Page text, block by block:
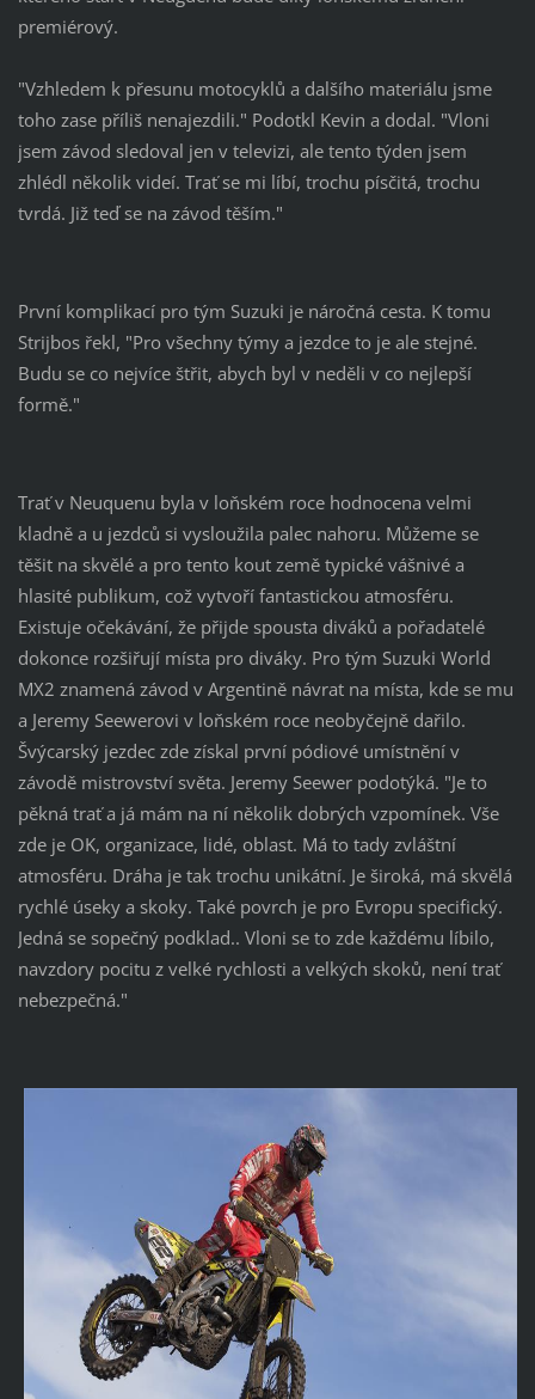
premiérový.
"Vzhledem k přesunu motocyklů a dalšího materiálu jsme
toho zase příliš nenajezdili." Podotkl Kevin a dodal. "Vloni
jsem závod sledoval jen v televizi, ale tento týden jsem
zhlédl několik videí. Trať se mi líbí, trochu písčitá, trochu
tvrdá. Již teď se na závod těším."
První komplikací pro tým Suzuki je náročná cesta. K tomu
Strijbos řekl, "Pro všechny týmy a jezdce to je ale stejné.
Budu se co nejvíce štřit, abych byl v neděli v co nejlepší
formě."
Trať v Neuquenu byla v loňském roce hodnocena velmi
kladně a u jezdců si vysloužila palec nahoru. Můžeme se
těšit na skvělé a pro tento kout země typické vášnivé a
hlasité publikum, což vytvoří fantastickou atmosféru.
Existuje očekávání, že přijde spousta diváků a pořadatelé
dokonce rozšiřují místa pro diváky. Pro tým Suzuki World
MX2 znamená závod v Argentině návrat na místa, kde se mu
a Jeremy Seewerovi v loňském roce neobyčejně dařilo.
Švýcarský jezdec zde získal první pódiové umístnění v
závodě mistrovství světa. Jeremy Seewer podotýká. "Je to
pěkná trať a já mám na ní několik dobrých vzpomínek. Vše
zde je OK, organizace, lidé, oblast. Má to tady zvláštní
atmosféru. Dráha je tak trochu unikátní. Je široká, má skvělá
rychlé úseky a skoky. Také povrch je pro Evropu specifický.
Jedná se sopečný podklad.. Vloni se to zde každému líbilo,
navzdory pocitu z velké rychlosti a velkých skoků, není trať
nebezpečná."